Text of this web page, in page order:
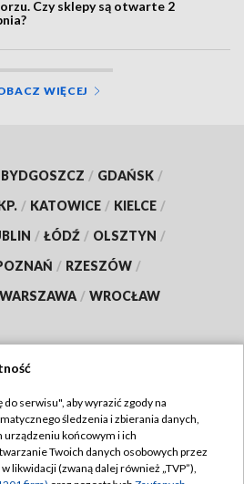
Czy sklepy są otwarte 2
WIĘCEJ
BYDGOSZCZ / GDAŃSK /
/ KATOWICE / KIELCE /
/ ŁÓDŹ / OLSZTYN /
/ RZESZÓW /
WARSZAWA / WROCŁAW
TVP
TVP
serwisu", aby wyrazić zgody na
śledzenia i zbierania danych,
urządzeniu końcowym i ich
Twoich danych osobowych przez
likwidacji (zwaną dalej również „TVP”),